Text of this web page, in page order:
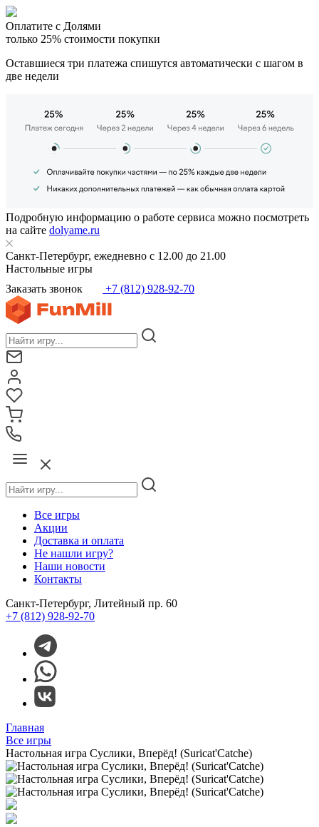
Оплатите с Долями
только 25% стоимости покупки
Оставшиеся три платежа спишутся автоматически с шагом в
две недели
Подробную информацию о работе сервиса можно посмотреть
на сайте dolyame.ru
Санкт-Петербург, ежедневно с 12.00 до 21.00
Настольные игры
Заказать звонок
+7 (812) 928-92-70
Все игры
Акции
Доставка и оплата
Не нашли игру?
Наши новости
Контакты
Санкт-Петербург, Литейный пр. 60
+7 (812) 928-92-70
Главная
Все игры
Настольная игра Суслики, Вперёд! (Suricat'Catche)